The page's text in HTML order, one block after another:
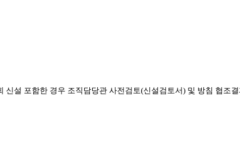
신설 포함한 경우 조직담당관 사전검토(신설검토서) 및 방침 협조